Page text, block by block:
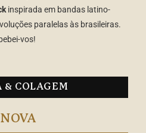
inspirada em bandas latino-
paralelas às brasileiras.
vos!
& COLAGEM